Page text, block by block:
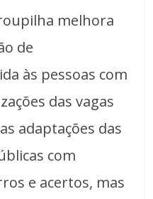
melhora
de
às pessoas com
das vagas
adaptações das
com
e acertos, mas